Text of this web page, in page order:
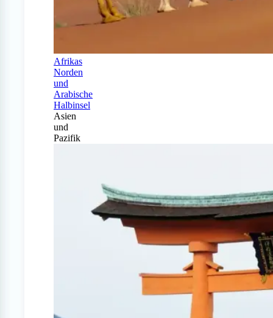
Afrikas
Norden
und
Arabische
Halbinsel
Asien
und
Pazifik